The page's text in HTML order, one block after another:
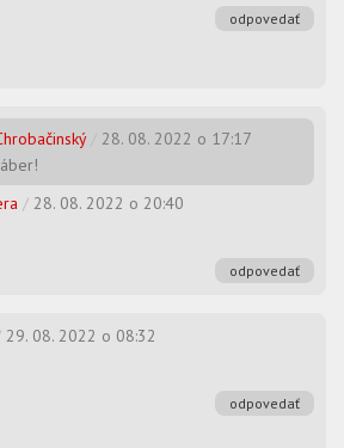
odpovedať
28. 08. 2022 o 17:17
/ 28. 08. 2022 o 20:40
odpovedať
29. 08. 2022 o 08:32
odpovedať